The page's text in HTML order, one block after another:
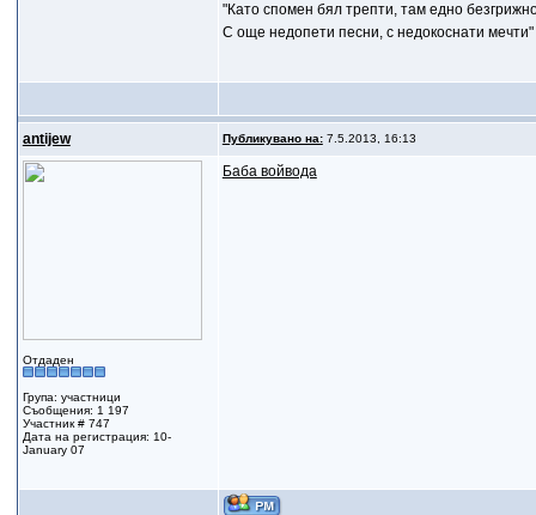
"Като спомен бял трепти, там едно
С още недопети песни, с недокоснати мечти"
antijew Публикувано на:7.5.2013, 16:13
Отдаден
Група: участници
Съобщения: 1 197
Участник # 747
Дата на регистрация: 10-
January 07
Баба войвода